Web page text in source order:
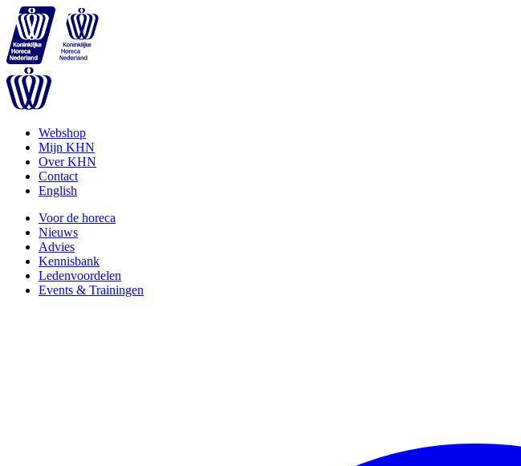
Webshop
Mijn KHN
Over KHN
Contact
English
Voor de horeca
Nieuws
Advies
Kennisbank
Ledenvoordelen
Events & Trainingen